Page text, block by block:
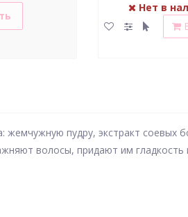
в наличии
Нет в
жемчужную пудру, экстракт соевых
волосы, придают им гладкость